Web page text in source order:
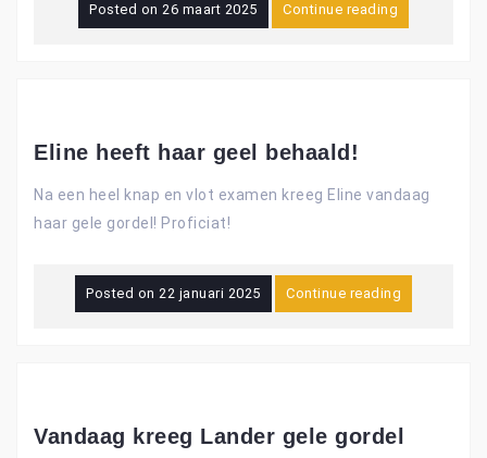
Posted on 26 maart 2025 Continue reading
Eline heeft haar geel behaald!
Na een heel knap en vlot examen kreeg Eline vandaag
haar gele gordel! Proficiat!
Posted on 22 januari 2025 Continue reading
Vandaag kreeg Lander gele gordel